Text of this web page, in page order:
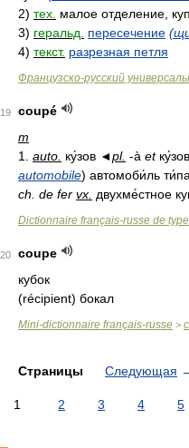
2) тех. малое отделение,
3) геральд. пересечение
4) текст. разрезная петля
Французско-русский
19
coupé
m
1. auto. ку́зов ◄pl. -à et
automobile) автомоби́ль
ch. de fer vx. двухме́стное
Dictionnaire français-russe de
20
coupe
кубок
(récipient) бокал
Mini-dictionnaire français-russe >
Страницы Следующая
1 2 3 4 5